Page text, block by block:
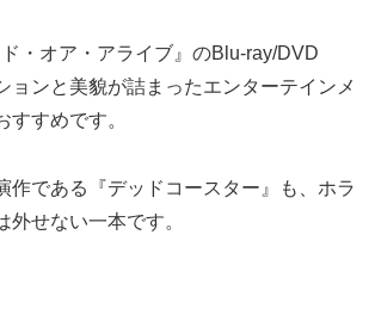
・オア・アライブ』のBlu-ray/DVD
ョンと美貌が詰まったエンターテインメ
すすめです。
作である『デッドコースター』も、ホラ
外せない一本です。